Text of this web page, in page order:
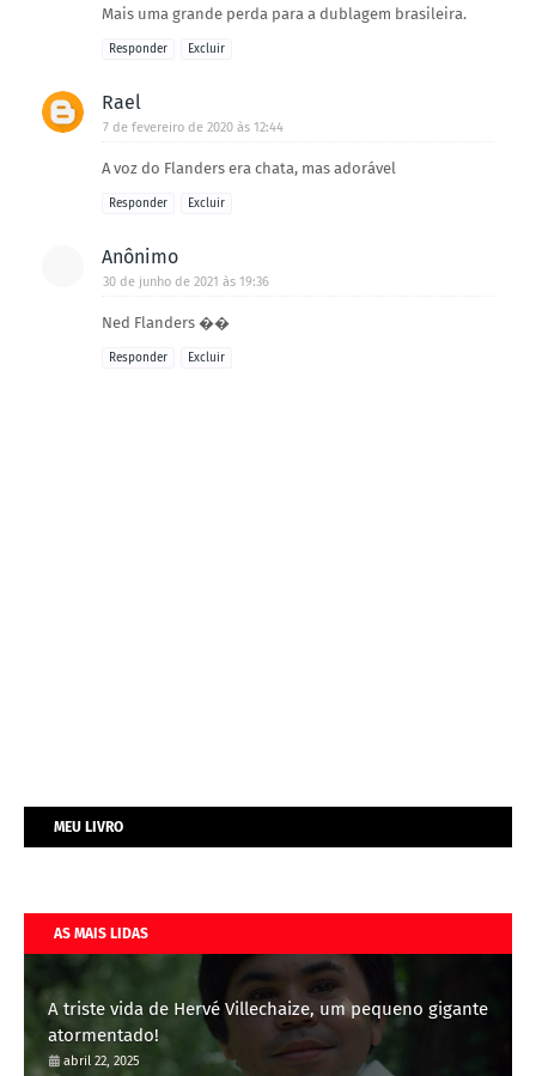
Mais uma grande perda para a dublagem brasileira.
Responder Excluir
Rael
7 de fevereiro de 2020 às 12:44
A voz do Flanders era chata, mas adorável
Responder Excluir
Anônimo
30 de junho de 2021 às 19:36
Ned Flanders ��
Responder Excluir
MEU LIVRO
AS MAIS LIDAS
A triste vida de Hervé Villechaize, um pequeno gigante
atormentado!
abril 22, 2025